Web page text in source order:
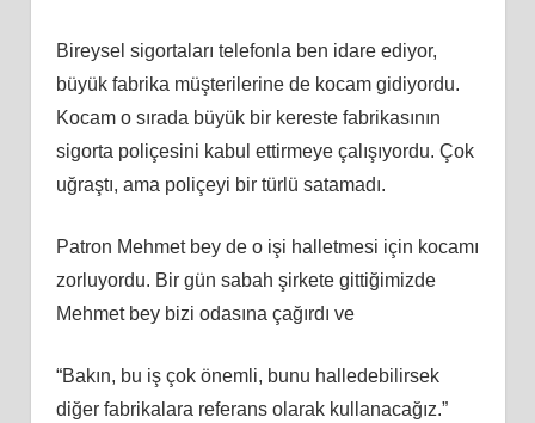
Bireysel sigortaları telefonla ben idare ediyor,
büyük fabrika müşterilerine de kocam gidiyordu.
Kocam o sırada büyük bir kereste fabrikasının
sigorta poliçesini kabul ettirmeye çalışıyordu. Çok
uğraştı, ama poliçeyi bir türlü satamadı.
Patron Mehmet bey de o işi halletmesi için kocamı
zorluyordu. Bir gün sabah şirkete gittiğimizde
Mehmet bey bizi odasına çağırdı ve
“Bakın, bu iş çok önemli, bunu halledebilirsek
diğer fabrikalara referans olarak kullanacağız.”